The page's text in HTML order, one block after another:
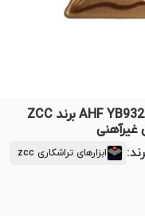
الماس تراشکاری TCMT16T304 گرید AHF YB9320 برند ZCC
غیرآهنی
ابزارهای تراشکاری zcc